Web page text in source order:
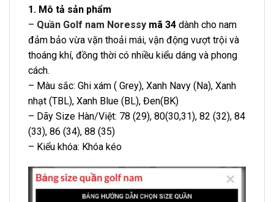
1. Mô tả sản phẩm
– Quần Golf nam Noressy mã 34 dành cho nam
đảm bảo vừa vặn thoải mái, vận động vượt trội và
thoáng khí, đồng thời có nhiều kiểu dáng và phong
cách.
– Màu sắc: Ghi xám ( Grey), Xanh Navy (Na), Xanh
nhạt (TBL), Xanh Blue (BL), Đen(BK)
– Dãy Size Hàn/Việt: 78 (29), 80(30,31), 82 (32), 84
(33), 86 (34), 88 (35)
– Kiểu khóa: Khóa kéo